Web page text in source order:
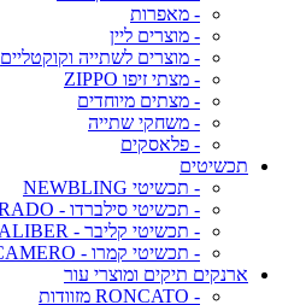
- מאפרות
- מוצרים ליין
- מוצרים לשתייה וקוקטליים
- מצתי זיפו ZIPPO
- מצתים מיוחדים
- משחקי שתייה
- פלאסקים
תכשיטים
- תכשיטי NEWBLING
- תכשיטי סילברדו - SILVERADO
- תכשיטי קליבר - KALIBER
- תכשיטי קמרו - CAMERO
ארנקים תיקים ומוצרי עור
- RONCATO מזוודות